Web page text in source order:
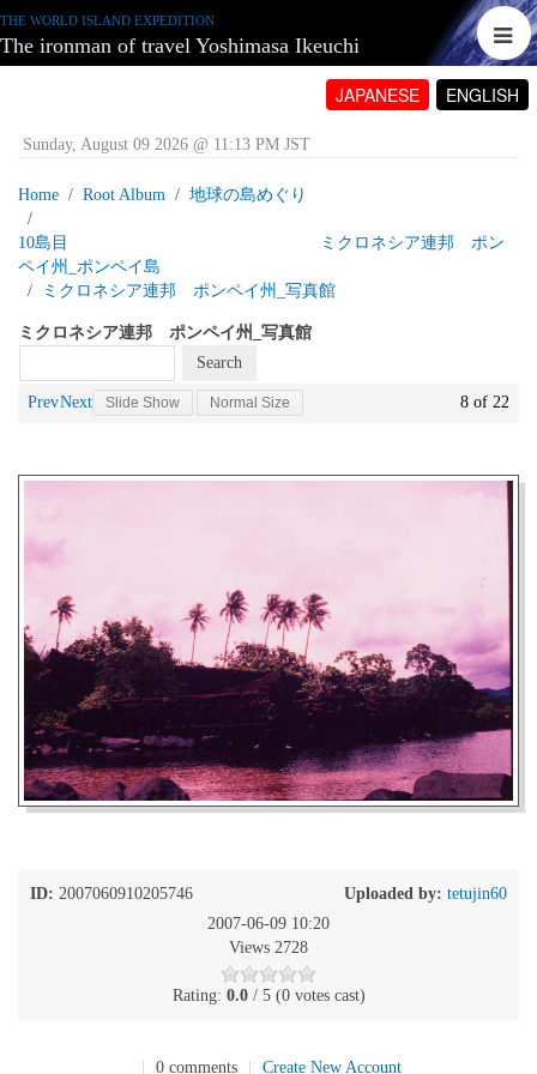
THE WORLD ISLAND EXPEDITION
The ironman of travel Yoshimasa Ikeuchi
JAPANESE ENGLISH
Sunday, August 09 2026 @ 11:13 PM JST
Home Root Album 地球の島めぐり
10島目 ミクロネシア連邦 ポン
ペイ州_ポンペイ島
ミクロネシア連邦 ポンペイ州_写真館
ミクロネシア連邦 ポンペイ州_写真館
PrevNext Slide Show Normal Size 8 of 22
ID: 2007060910205746 Uploaded by: tetujin60
2007-06-09 10:20
Views 2728
Rating: 0.0/ 5 (0 votes cast)
0 comments Create New Account